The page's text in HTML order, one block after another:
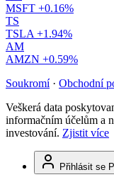
MSFT +0.16%
TS
TSLA +1.94%
AM
AMZN +0.59%
Soukromí · Obchodní
Veškerá data
informačním účelům a
investování. Zjistit více
Přihlásit se